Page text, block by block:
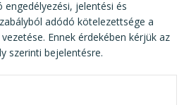
jelentési és
adódó kötelezettsége a
Ennek érdekében kérjük az
szerinti bejelentésre.